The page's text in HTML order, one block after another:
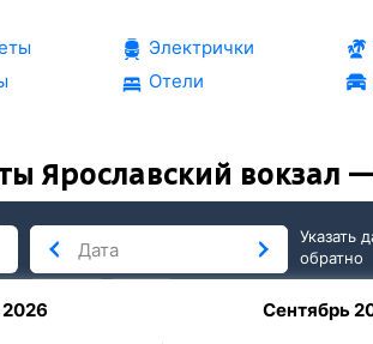
Электрички
Отели
Ярославский вокзал
Сентябрь
послезавтра
Указать
обратно